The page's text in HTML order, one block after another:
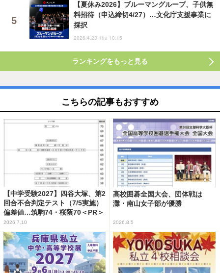
【夏休み2026】ブルーマングループ、子供無
料招待（申込締切4/27）…文化庁支援事業に
採択
2026.4.23 Thu 10:15
ランキングをもっと見る
こちらの記事もおすすめ
【中学受験2027】四谷大塚、第2
回合不合判定テスト（7/5実施）
偏差値…筑駒74・桜蔭70＜PR＞
2026.7.10
高校囲碁全国大会、団体戦は
灘・南山女子部が優勝
2026.8.5